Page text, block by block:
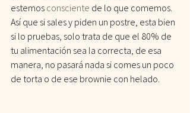
estemos consciente de lo que comemos.
Así que si sales y piden un postre, esta bien
si lo pruebas, solo trata de que el 80% de
tu alimentación sea la correcta, de esa
manera, no pasará nada si comes un poco
de torta o de ese brownie con helado.